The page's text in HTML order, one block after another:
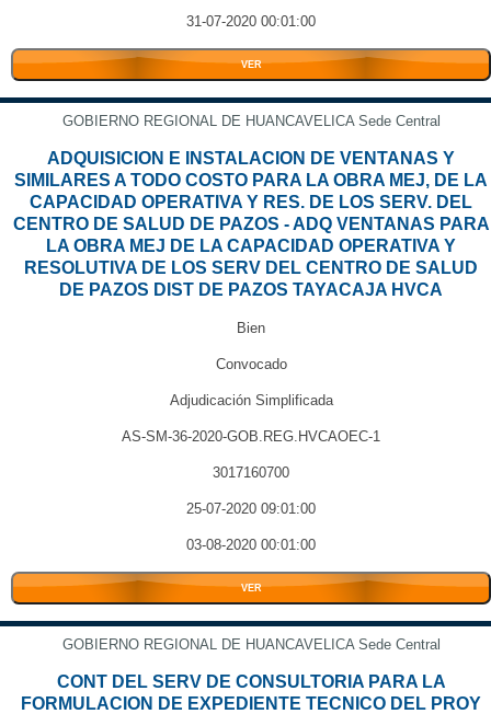
31-07-2020 00:01:00
VER
GOBIERNO REGIONAL DE HUANCAVELICA Sede Central
ADQUISICION E INSTALACION DE VENTANAS Y
SIMILARES A TODO COSTO PARA LA OBRA MEJ, DE LA
CAPACIDAD OPERATIVA Y RES. DE LOS SERV. DEL
CENTRO DE SALUD DE PAZOS - ADQ VENTANAS PARA
LA OBRA MEJ DE LA CAPACIDAD OPERATIVA Y
RESOLUTIVA DE LOS SERV DEL CENTRO DE SALUD
DE PAZOS DIST DE PAZOS TAYACAJA HVCA
Bien
Convocado
Adjudicación Simplificada
AS-SM-36-2020-GOB.REG.HVCAOEC-1
3017160700
25-07-2020 09:01:00
03-08-2020 00:01:00
VER
GOBIERNO REGIONAL DE HUANCAVELICA Sede Central
CONT DEL SERV DE CONSULTORIA PARA LA
FORMULACION DE EXPEDIENTE TECNICO DEL PROY